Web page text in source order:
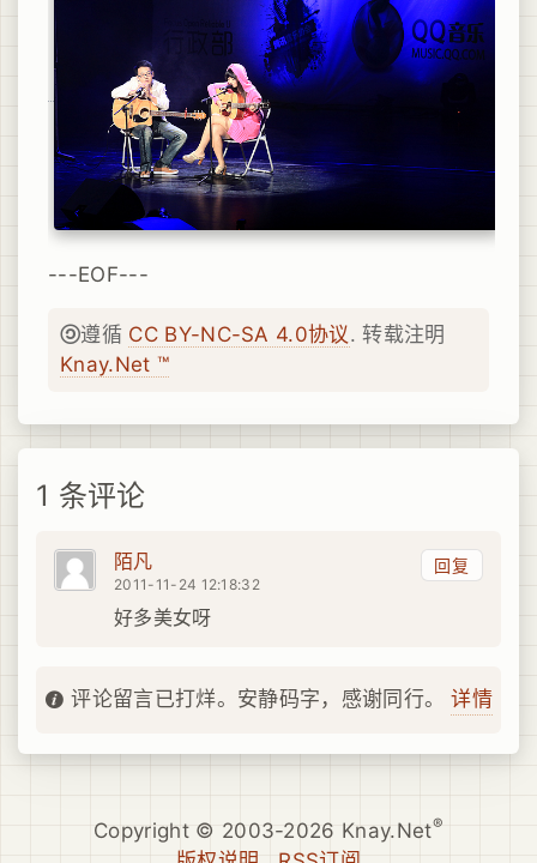
---EOF---
遵循 CC BY-NC-SA 4.0协议. 转载注明
Knay.Net ™
1 条评论
回复
陌凡
2011-11-24 12:18:32
好多美女呀
评论留言已打烊。安静码字，感谢同行。 详情
Copyright © 2003-2026 Knay.Net®